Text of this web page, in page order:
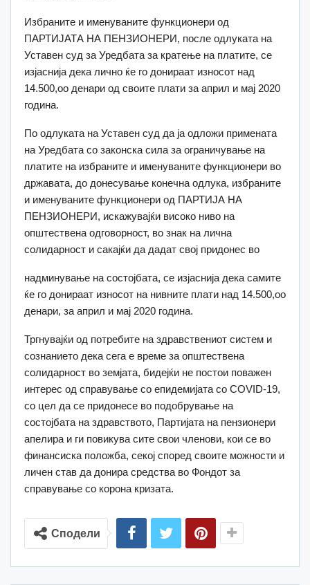
Избраните и именуваните функционери од
ПАРТИЈАТА НА ПЕНЗИОНЕРИ, после одлуката на
Уставен суд за Уредбата за кратење на платите, се
изјаснија дека лично ќе го донираат износот над
14.500,оо денари од своите плати за април и мај 2020
година.
По одлуката на Уставен суд да ја одложи примената
на Уредбата со законска сила за ограничување на
платите на избраните и именуваните функционери во
државата, до донесување конечна одлука, избраните
и именуваните функционери од ПАРТИЈА НА
ПЕНЗИОНЕРИ, искажувајќи високо ниво на
општествена одговорност, во знак на лична
солидарност и сакајќи да дадат свој придонес во
надминување на состојбата, се изјаснија дека самите
ќе го донираат износот на нивните плати над 14.500,оо
денари, за април и мај 2020 година.
Тргнувајќи од потребите на здравствениот систем и
сознанието дека сега е време за општествена
солидарност во земјата, бидејќи не постои поважен
интерес од справување со епидемијата со COVID-19,
со цел да се придонесе во подобрување на
состојбата на здравството, Партијата на пензионери
апелира и ги повикува сите свои членови, кои се во
финансиска положба, секој според своите можности и
личен став да донира средства во Фондот за
справување со корона кризата.
Сподели